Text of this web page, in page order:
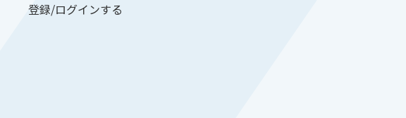
登録/ログインする